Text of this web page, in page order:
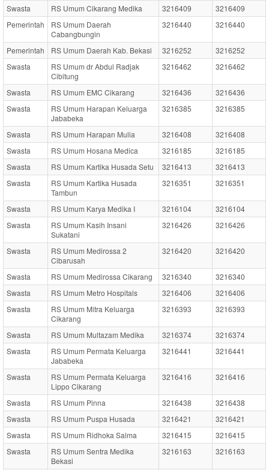
Swasta
RS Umum Cikarang Medika 3216409
3216409
Pemerintah
RS Umum Daerah
Cabangbungin
3216440 3216440
Pemerintah RS Umum Daerah Kab. Bekasi 3216252
3216252
Swasta
RS Umum dr Abdul Radjak
Cibitung
3216462 3216462
Swasta RS Umum EMC Cikarang 3216436
3216436
Swasta
RS Umum Harapan Keluarga
Jababeka
3216385 3216385
Swasta RS Umum Harapan Mulia 3216408
3216408
Swasta
RS Umum Hosana Medica 3216185
3216185
Swasta
RS Umum Kartika Husada Setu 3216413
3216413
Swasta
RS Umum Kartika Husada
Tambun
3216351 3216351
Swasta RS Umum Karya Medika I 3216104
3216104
Swasta
RS Umum Kasih Insani
Sukatani
3216426 3216426
Swasta
RS Umum Medirossa 2
Cibarusah
3216420 3216420
Swasta RS Umum Medirossa Cikarang 3216340
3216340
Swasta
RS Umum Metro Hospitals 3216406
3216406
Swasta
RS Umum Mitra Keluarga
Cikarang
3216393 3216393
Swasta RS Umum Multazam Medika 3216374
3216374
Swasta
RS Umum Permata Keluarga
Jababeka
3216441 3216441
Swasta
RS Umum Permata Keluarga
Lippo Cikarang
3216416 3216416
Swasta RS Umum Pinna 3216438
3216438
Swasta
RS Umum Puspa Husada 3216421
3216421
Swasta
RS Umum Ridhoka Salma 3216415
3216415
Swasta
RS Umum Sentra Medika
Bekasi
3216163 3216163